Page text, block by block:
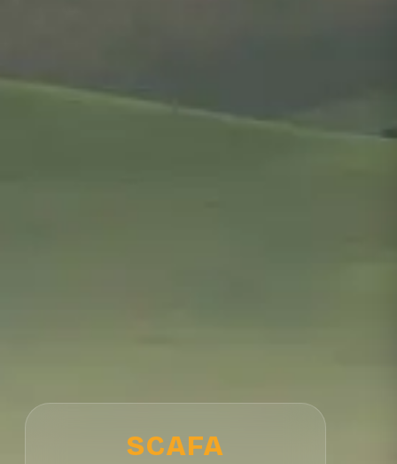
SCAFA